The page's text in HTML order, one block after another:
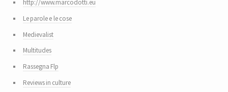
http://www.marcodotti.eu
Le parole e le cose
Medievalist
Multitudes
Rassegna Flp
Reviews in culture